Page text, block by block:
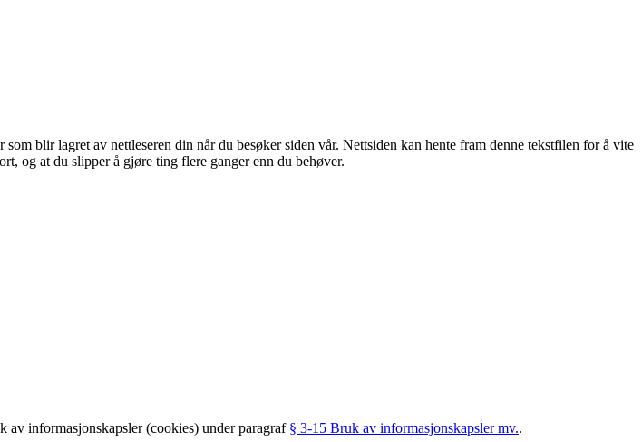
blir lagret av nettleseren din når du besøker siden vår. Nettsiden kan hente fram denne tekstfilen for å vite
og at du slipper å gjøre ting flere ganger enn du behøver.
av informasjonskapsler (cookies) under paragraf § 3-15 Bruk av informasjonskapsler mv..